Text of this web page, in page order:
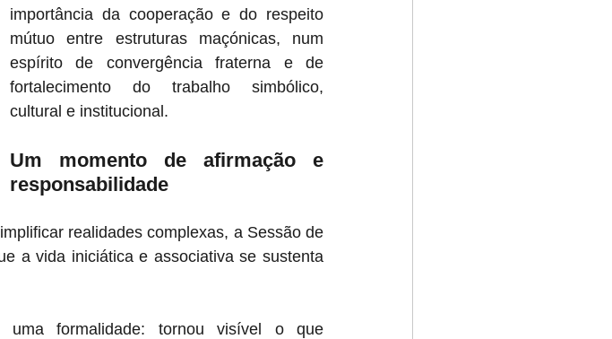
importância da cooperação e do respeito
mútuo entre estruturas maçónicas, num
espírito de convergência fraterna e de
fortalecimento do trabalho simbólico,
cultural e institucional.
Um momento de afirmação e
responsabilidade
realidades complexas, a Sessão de
a vida iniciática e associativa se sustenta
formalidade: tornou visível o que